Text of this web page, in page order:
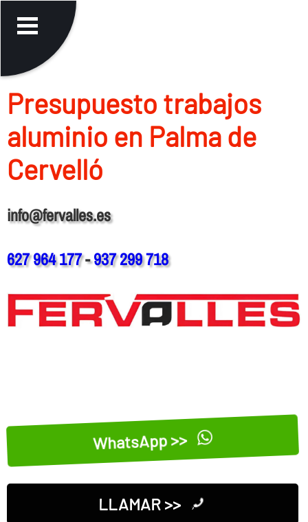
Presupuesto trabajos
aluminio en Palma de
Cervelló
info@fervalles.es
627 964 177-937 299 718
WhatsApp >>
LLAMAR >>